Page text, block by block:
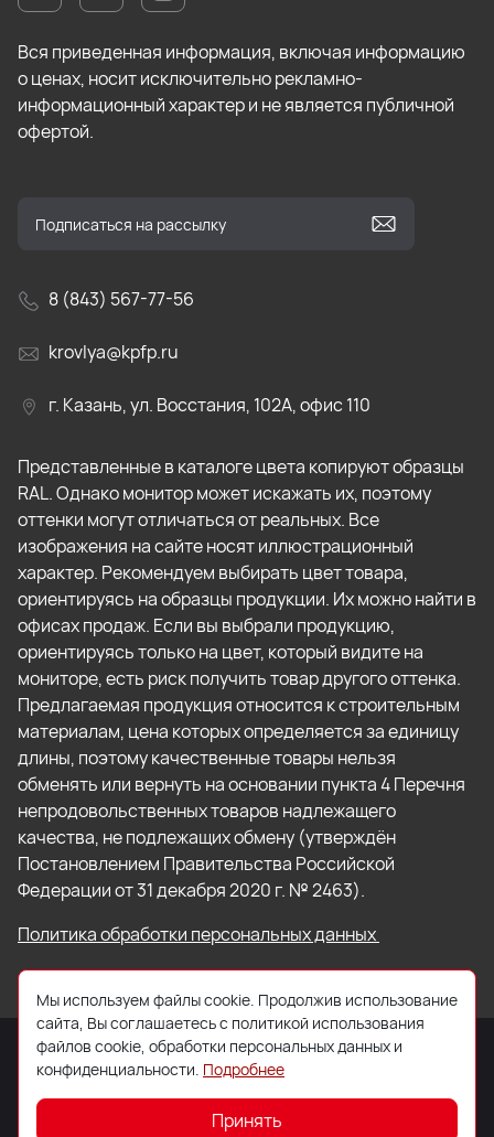
Вся приведенная информация, включая информацию
о ценах, носит исключительно рекламно-
информационный характер и не является публичной
офертой.
8 (843) 567-77-56
krovlya@kpfp.ru
г. Казань, ул. Восстания, 102А, офис 110
Представленные в каталоге цвета копируют образцы
RAL. Однако монитор может искажать их, поэтому
оттенки могут отличаться от реальных. Все
изображения на сайте носят иллюстрационный
характер. Рекомендуем выбирать цвет товара,
ориентируясь на образцы продукции. Их можно найти в
офисах продаж. Если вы выбрали продукцию,
ориентируясь только на цвет, который видите на
мониторе, есть риск получить товар другого оттенка.
Предлагаемая продукция относится к строительным
материалам, цена которых определяется за единицу
длины, поэтому качественные товары нельзя
обменять или вернуть на основании пункта 4 Перечня
непродовольственных товаров надлежащего
качества, не подлежащих обмену (утверждён
Постановлением Правительства Российской
Федерации от 31 декабря 2020 г. № 2463).
Политика обработки персональных данных
© 2026 ООО «Торговый Дом «Кровля Профи»
Мы используем файлы cookie. Продолжив использование
сайта, Вы соглашаетесь с политикой использования
файлов cookie, обработки персональных данных и
конфиденциальности. Подробнее
Принять